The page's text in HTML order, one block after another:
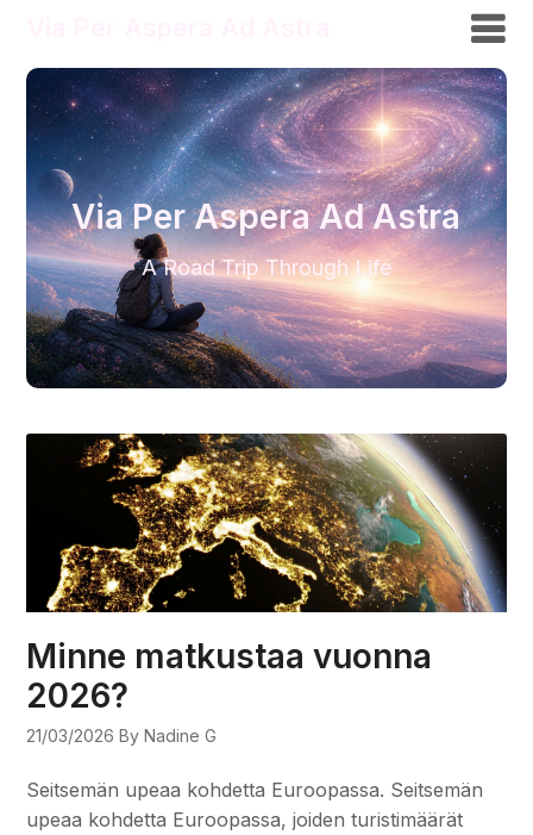
Via Per Aspera Ad Astra
A Road Trip Through Life
Minne matkustaa vuonna
2026?
21/03/2026 By Nadine G
Seitsemän upeaa kohdetta Euroopassa. Seitsemän
upeaa kohdetta Euroopassa, joiden turistimäärät